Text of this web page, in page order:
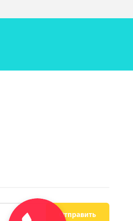
Отправить